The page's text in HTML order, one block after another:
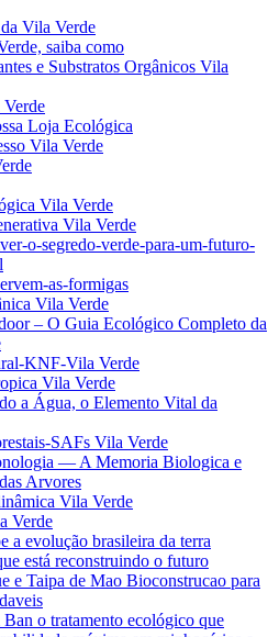
Vila Verde
saiba como
e Substratos Orgânicos Vila
Loja Ecológica
Vila Verde
Vila Verde
Vila Verde
o-segredo-verde-para-um-futuro-
as-formigas
Vila Verde
– O Guia Ecológico Completo da
KNF-Vila Verde
Vila Verde
a Água, o Elemento Vital da
SAFs Vila Verde
— A Memoria Biologica e
Arvores
Vila Verde
Verde
a evolução brasileira da terra
está reconstruindo o futuro
e Taipa de Mao Bioconstrucao para
Ban o tratamento ecológico que